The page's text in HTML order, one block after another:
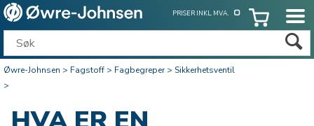
PRISER INKL. MVA.
Øwre-Johnsen>Fagstoff>Fagbegreper>Sikkerhetsventil
>